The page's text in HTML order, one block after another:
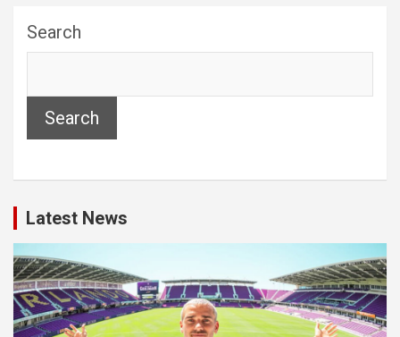
Search
Search
Latest News